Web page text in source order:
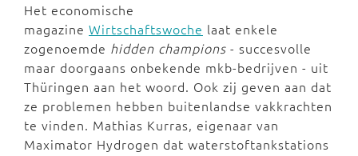
Het economische
magazine Wirtschaftswoche laat enkele
zogenoemde hidden champions - succesvolle
maar doorgaans onbekende mkb-bedrijven - uit
Thüringen aan het woord. Ook zij geven aan dat
ze problemen hebben buitenlandse vakkrachten
te vinden. Mathias Kurras, eigenaar van
Maximator Hydrogen dat waterstoftankstations